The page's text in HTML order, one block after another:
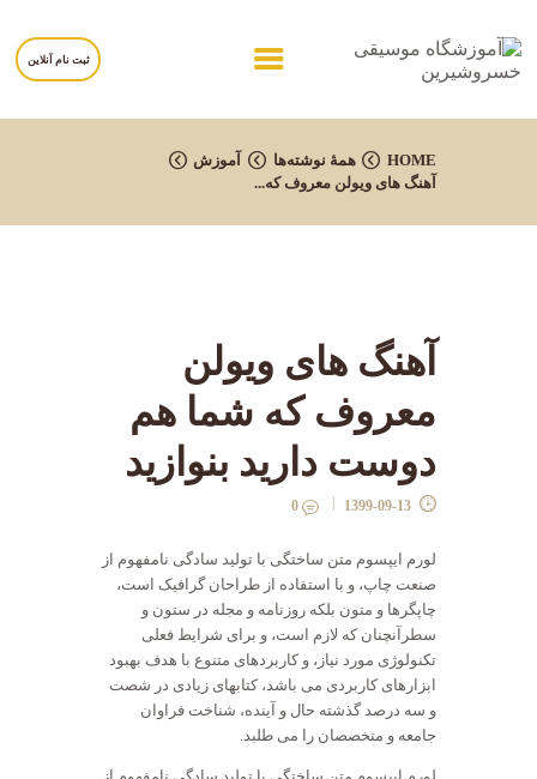
ثبت نام آنلاین
HOME همهٔ نوشته‌ها آموزش
آهنگ های ویولن معروف که...
خانه
درباره آموزشگاه
تماس با ما
آهنگ های ویولن
معروف که شما هم
دوست دارید بنوازید
1399-09-13
0
لورم ایپسوم متن ساختگی با تولید سادگی نامفهوم از
صنعت چاپ، و با استفاده از طراحان گرافیک است،
چاپگرها و متون بلکه روزنامه و مجله در ستون و
سطرآنچنان که لازم است، و برای شرایط فعلی
تکنولوژی مورد نیاز، و کاربردهای متنوع با هدف بهبود
ابزارهای کاربردی می باشد، کتابهای زیادی در شصت
و سه درصد گذشته حال و آینده، شناخت فراوان
جامعه و متخصصان را می طلبد.